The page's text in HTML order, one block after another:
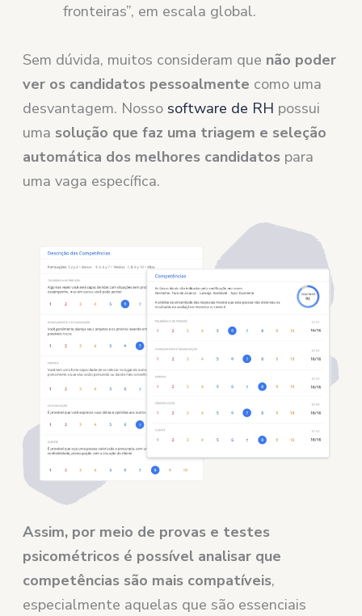
fronteiras”, em escala global.
Sem dúvida, muitos consideram que não poder
ver os candidatos pessoalmente como uma
desvantagem. Nosso software de RH possui
uma solução que faz uma triagem e seleção
automática dos melhores candidatos para
uma vaga específica.
Assim, por meio de provas e testes
psicométricos é possível analisar que
competências são mais compatíveis,
especialmente aquelas que são essenciais